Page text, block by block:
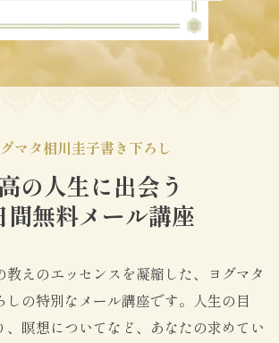
マタ相川圭子書き下ろし
の人生に出会う
間無料メール講座
教えのエッセンスを凝縮した、ヨグマタ
の特別なメール講座です。 人生の目
、瞑想についてなど、あなたの求めてい